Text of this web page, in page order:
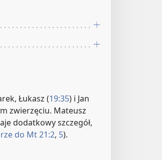
Łukasz (19:35) i Jan
zwierzęciu. Mateusz
dodatkowy szczegół,
do Mt 21:2, 5).